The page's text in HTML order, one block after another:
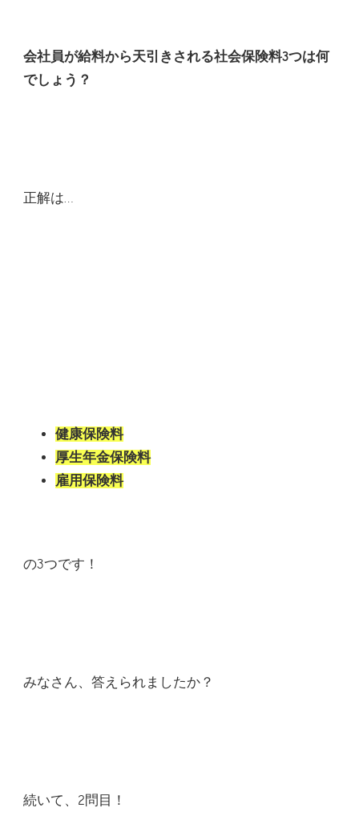
会社員が給料から天引きされる社会保険料3つは何
でしょう？
正解は…
健康保険料
厚生年金保険料
雇用保険料
の3つです！
みなさん、答えられましたか？
続いて、2問目！